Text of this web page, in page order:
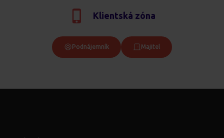
Klientská zóna
Podnájemník Majitel